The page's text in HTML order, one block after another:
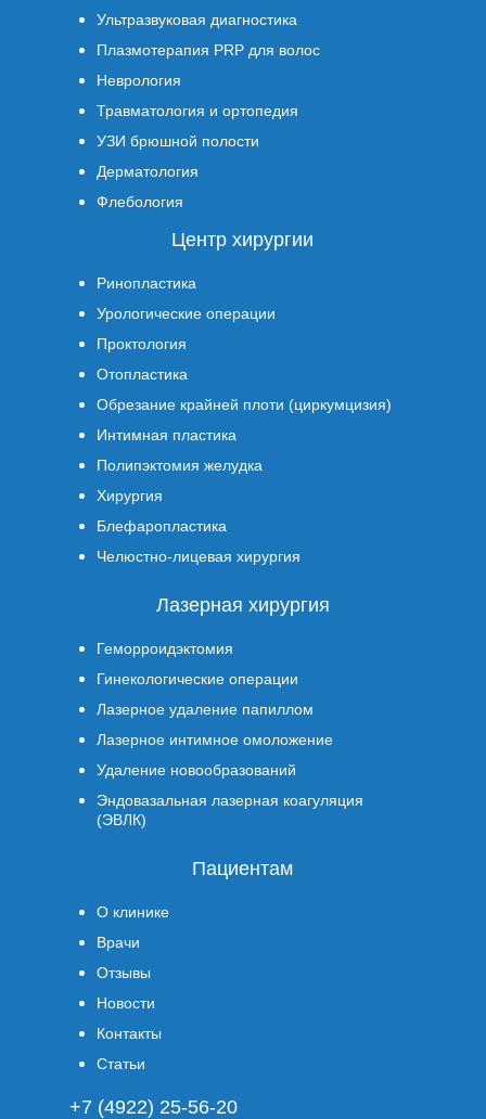
Ультразвуковая диагностика
Плазмотерапия PRP для волос
Неврология
Травматология и ортопедия
УЗИ брюшной полости
Дерматология
Флебология
Центр хирургии
Ринопластика
Урологические операции
Проктология
Отопластика
Обрезание крайней плоти (циркумцизия)
Интимная пластика
Полипэктомия желудка
Хирургия
Блефаропластика
Челюстно-лицевая хирургия
Лазерная хирургия
Геморроидэктомия
Гинекологические операции
Лазерное удаление папиллом
Лазерное интимное омоложение
Удаление новообразований
Эндовазальная лазерная коагуляция
(ЭВЛК)
Пациентам
О клинике
Врачи
Отзывы
Новости
Контакты
Статьи
+7 (4922) 25-56-20